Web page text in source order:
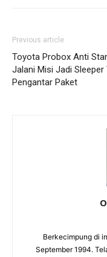
Previous article
Toyota Probox Anti
Jalani Misi Jadi Sleeper
Pengantar Paket
Berkecimpung di
September 1994.